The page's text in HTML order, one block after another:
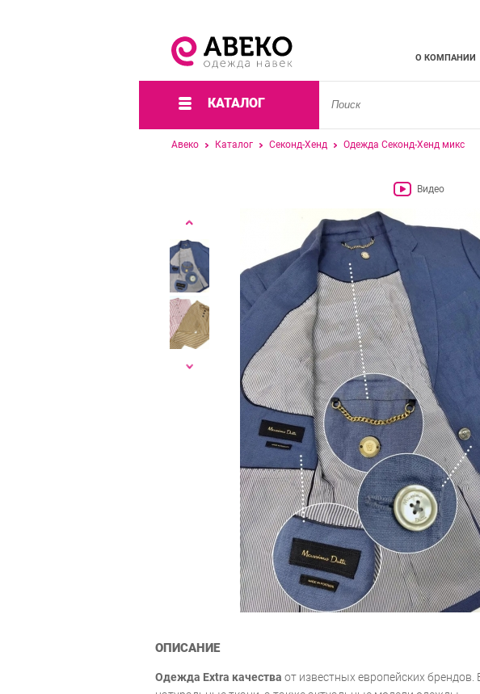
О КОМПАНИИ
КАТАЛОГ
Авеко Каталог Секонд-Хенд Одежда Секонд-Хенд микс
Видео
ОПИСАНИЕ
Одежда Extra качества от известных европейских брендов.